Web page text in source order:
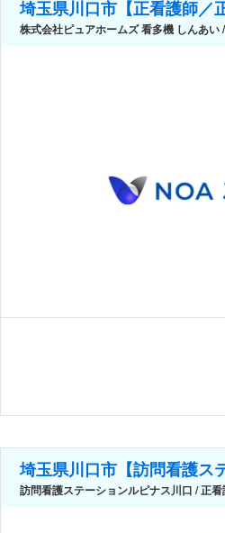
埼玉県川口市【正看護師／
株式会社ピュアホームズ 看多機 しんあい
埼玉県川口市【訪問看護ス
訪問看護ステーションルピナス川口 / 正